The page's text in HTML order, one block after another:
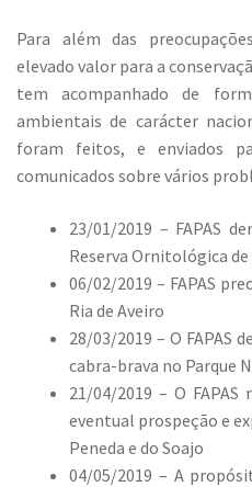
Para além das
elevado valor para a
tem acompanhado de
ambientais de carácter
foram feitos, e enviados
comunicados sobre vários
23/01/2019 – FAPAS
Reserva Ornitológica
06/02/2019 – FAPAS
Ria de Aveiro
28/03/2019 – O FAPAS
cabra-brava no Parque
21/04/2019 – O
eventual prospeção e
Peneda e do Soajo
04/05/2019 – A